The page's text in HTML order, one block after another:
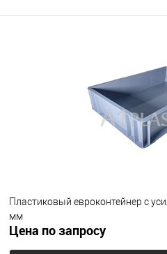
Пластиковый евроконтейнер с
мм
Цена по запросу